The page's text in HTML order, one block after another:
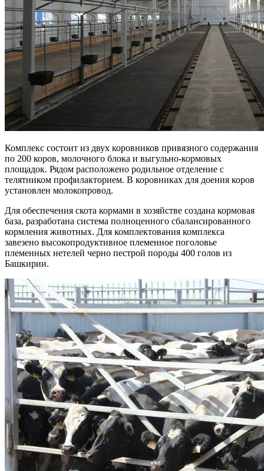
Комплекс состоит из двух коровников привязного содержания
по 200 коров, молочного блока и выгульно-кормовых
площадок. Рядом расположено родильное отделение с
телятником профилакторием. В коровниках для доения коров
установлен молокопровод.
Для обеспечения скота кормами в хозяйстве создана кормовая
база, разработана система полноценного сбалансированного
кормления животных. Для комплектования комплекса
завезено высокопродуктивное племенное поголовье
племенных нетелей черно пестрой породы 400 голов из
Башкирии.